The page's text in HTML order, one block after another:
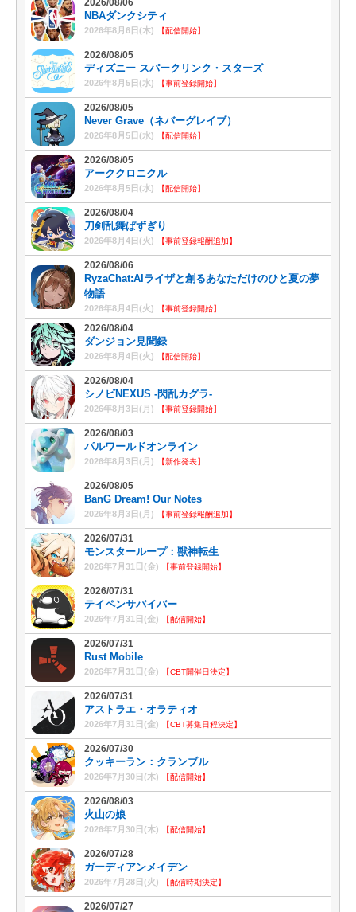
2026/08/06
NBAダンクシティ
2026年8月6日(木) 【配信開始】
2026/08/05
ディズニー スパークリンク・スターズ
2026年8月5日(水) 【事前登録開始】
2026/08/05
Never Grave（ネバーグレイブ）
2026年8月5日(水) 【配信開始】
2026/08/05
アーククロニクル
2026年8月5日(水) 【配信開始】
2026/08/04
刀剣乱舞ぱずぎり
2026年8月4日(火) 【事前登録報酬追加】
2026/08/06
RyzaChat:AIライザと創るあなただけのひと夏の夢
物語
2026年8月4日(火) 【事前登録開始】
2026/08/04
ダンジョン見聞録
2026年8月4日(火) 【配信開始】
2026/08/04
シノビNEXUS -閃乱カグラ-
2026年8月3日(月) 【事前登録開始】
2026/08/03
パルワールドオンライン
2026年8月3日(月) 【新作発表】
2026/08/05
BanG Dream! Our Notes
2026年8月3日(月) 【事前登録報酬追加】
2026/07/31
モンスターループ：獣神転生
2026年7月31日(金) 【事前登録開始】
2026/07/31
テイペンサバイバー
2026年7月31日(金) 【配信開始】
2026/07/31
Rust Mobile
2026年7月31日(金) 【CBT開催日決定】
2026/07/31
アストラエ・オラティオ
2026年7月31日(金) 【CBT募集日程決定】
2026/07/30
クッキーラン：クランブル
2026年7月30日(木) 【配信開始】
2026/08/03
火山の娘
2026年7月30日(木) 【配信開始】
2026/07/28
ガーディアンメイデン
2026年7月28日(火) 【配信時期決定】
2026/07/27